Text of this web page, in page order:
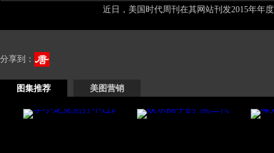
近日，美国时代周刊在其网站刊发2015年年度
分享到：
图集推荐 美图营销